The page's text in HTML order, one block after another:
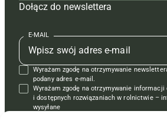
Mapa serwisu
Kontakt
Regulamin
Polityka prywatności
Prenumerata
Redakcja
Kontakt
Reklama
Prenumerata
Reklama
Kontakt
Krzyżówki
Czasopisma i prenumerata
Książki
Regulamin
Dołącz do newslettera
E-MAIL
Wyrażam zgodę na otrzymywanie
podany adres e-mail.
Wyrażam zgodę na otrzymywanie
i dostępnych rozwiązaniach w rolnictwie –
wysyłane